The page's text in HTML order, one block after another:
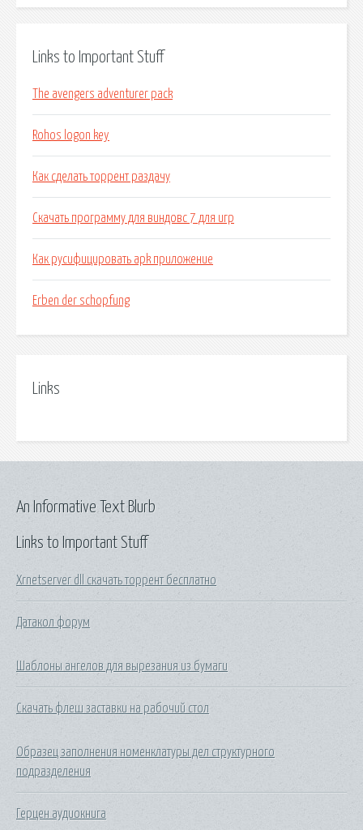
Links to Important Stuff
The avengers adventurer pack
Rohos logon key
Как сделать торрент раздачу
Скачать программу для виндовс 7 для игр
Как русифицировать apk приложение
Erben der schopfung
Links
Links to Important Stuff
Xrnetserver dll скачать торрент бесплатно
Датакол форум
Шаблоны ангелов для вырезания из бумаги
Скачать флеш заставки на рабочий стол
Образец заполнения номенклатуры дел структурного
подразделения
Герцен аудиокнига
An Informative Text Blurb